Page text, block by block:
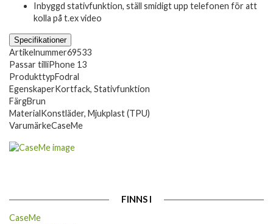
Inbyggd stativfunktion, ställ smidigt upp telefonen för att
kolla på t.ex video
Specifikationer
Artikelnummer69533
Passar tilliPhone 13
ProdukttypFodral
EgenskaperKortfack, Stativfunktion
FärgBrun
MaterialKonstläder, Mjukplast (TPU)
VarumärkeCaseMe
FINNS I
CaseMe